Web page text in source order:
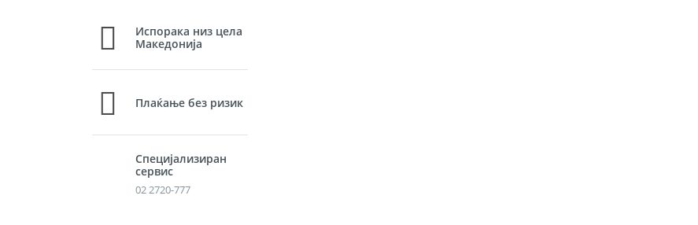
Испорака низ цела
Македонија
Плаќање без ризик
Специјализиран
сервис
02 2720-777